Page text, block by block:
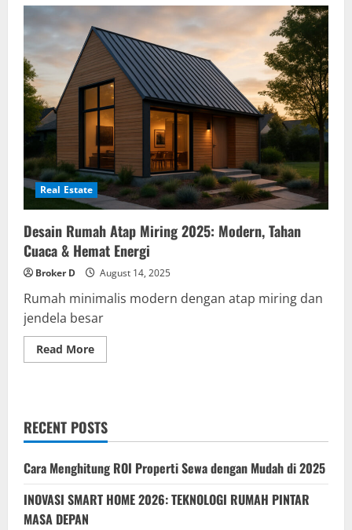
Real Estate
Desain Rumah Atap Miring 2025: Modern, Tahan
Cuaca & Hemat Energi
Broker D August 14, 2025
Rumah minimalis modern dengan atap miring dan
jendela besar
Read MoreRead
more
2025:
Modern,
Tahan
&
Hemat
RECENT POSTS
Cara Menghitung ROI Properti Sewa dengan Mudah di 2025
INOVASI SMART HOME 2026: TEKNOLOGI RUMAH PINTAR
MASA DEPAN